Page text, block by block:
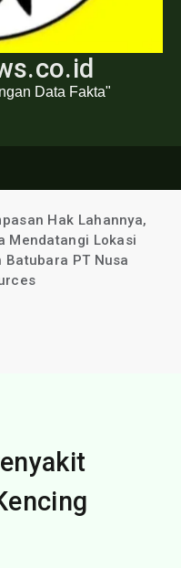
Data Fakta"
Hak Lahannya,
Mendatangi Lokasi
Batubara PT Nusa